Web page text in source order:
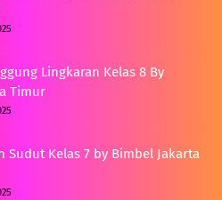
Lingkaran Kelas 8 By
Timur
Sudut Kelas 7 by Bimbel Jakarta